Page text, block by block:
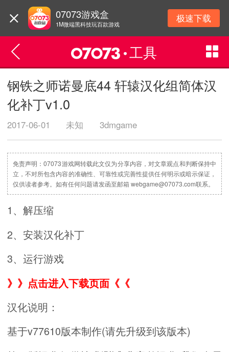
07073游戏盒
1M微端黑科技玩百款游戏 极速下载
工具
钢铁之师诺曼底44 轩辕汉化组简体汉
化补丁v1.0
2017-06-01 未知 3dmgame
免责声明：07073游戏网转载此文仅为分享内容，对文章观点和判断保持中
立，不对所包含内容的准确性、可靠性或完善性提供任何明示或暗示保证，
仅供读者参考。如有任何问题请发函至邮箱 webgame@07073.com联系。
1、解压缩
2、安装汉化补丁
3、运行游戏
》》点击进入下载页面《《
汉化说明：
基于v77610版本制作(请先升级到该版本)